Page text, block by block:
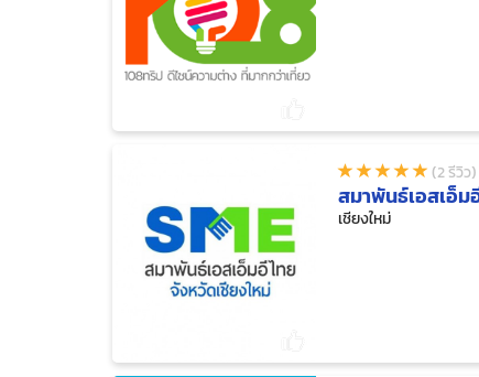
(2 รีวิว)
สมาพันธ์เอสเอ็ม
เชียงใหม่